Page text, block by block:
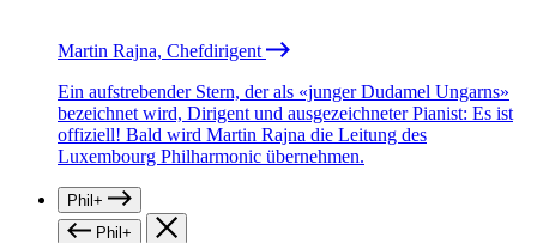
Martin Rajna, Chefdirigent
Ein aufstrebender Stern, der als «junger Dudamel Ungarns»
bezeichnet wird, Dirigent und ausgezeichneter Pianist: Es ist
offiziell! Bald wird Martin Rajna die Leitung des
Luxembourg Philharmonic übernehmen.
Phil+
Phil+